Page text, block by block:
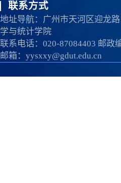
联系方式
地址导航：广州市天河区迎龙
学与统计学院
联系电话：020-87084403 邮政
邮箱： yysxxy@gdut.edu.cn